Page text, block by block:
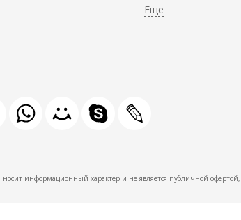
носит информационный характер и не является публичной